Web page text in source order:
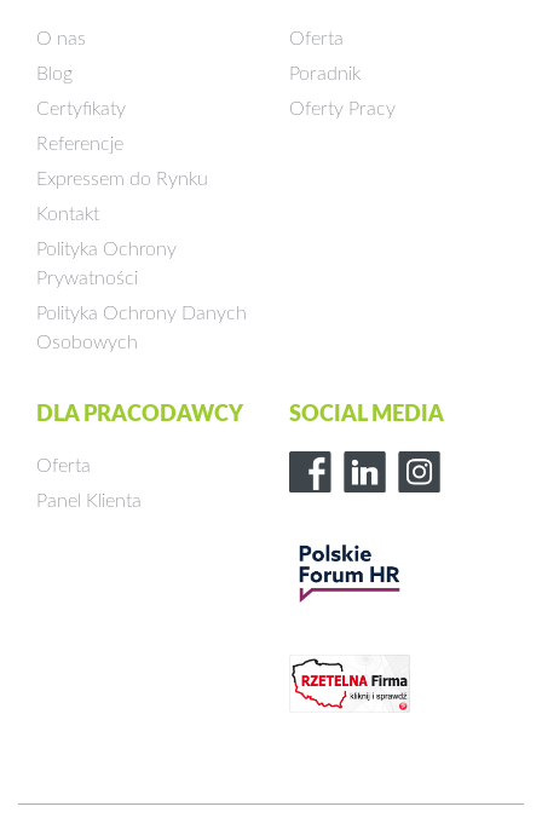
O nas
Blog
Certyfikaty
Referencje
Expressem do Rynku
Kontakt
Polityka Ochrony
Prywatności
Polityka Ochrony Danych
Osobowych
Oferta
Poradnik
Oferty Pracy
DLA PRACODAWCY
Oferta
Panel Klienta
SOCIAL MEDIA